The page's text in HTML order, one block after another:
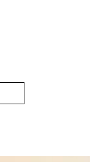
陶瓷加熱暖風機